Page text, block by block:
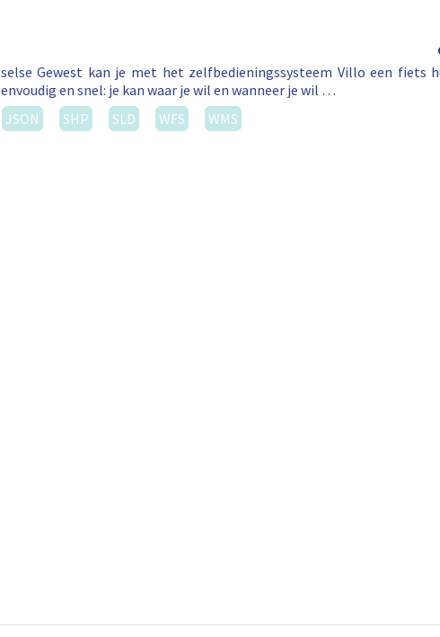
Gewest kan je met het zelfbedieningssysteem Villo een fiets
en snel: je kan waar je wil en wanneer je wil …
JSON SHP SLD WFS WMS